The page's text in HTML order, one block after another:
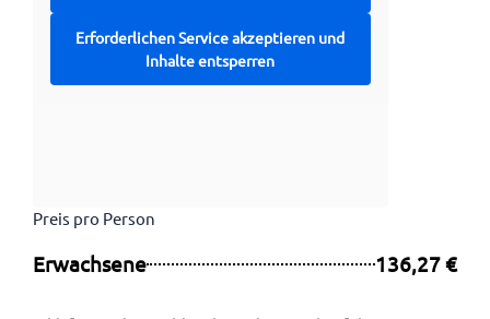
Erforderlichen Service akzeptieren und
Inhalte entsperren
Preis pro Person
Erwachsene 136,27 €